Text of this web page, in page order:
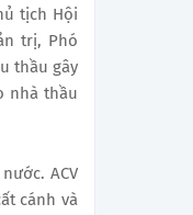
tịch Hội
trị, Phó
thầu gây
nhà thầu
ACV
cánh và